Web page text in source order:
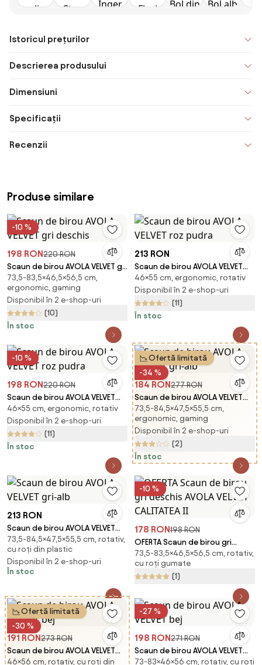
Istoricul prețurilor
Descrierea produsului
Dimensiuni
Specificații
Recenzii
Produse similare
-10 %
198 RON220 RON
Scaun de birou AVOLA VELVET gri
deschis
73,5-83,5×46,5×56,5 cm,
ergonomic, gaming
Disponibil în 2 e-shop-uri
(10)
În stoc
213 RON
Scaun de birou AVOLA VELVET
roz pudra
46×55 cm, ergonomic, rotativ
Disponibil în 2 e-shop-uri
(11)
În stoc
-10 %
198 RON220 RON
Scaun de birou AVOLA VELVET
roz pudra
46×55 cm, ergonomic, rotativ
Disponibil în 2 e-shop-uri
(11)
În stoc
Ofertă limitată
-34 %
184 RON277 RON
Scaun de birou AVOLA VELVET
gri-alb
73,5-84,5×47,5×55,5 cm,
ergonomic, gaming
Disponibil în 2 e-shop-uri
(2)
În stoc
213 RON
Scaun de birou AVOLA VELVET
gri-alb
73,5-84,5×47,5×55,5 cm, rotativ,
cu roți din plastic
Disponibil în 2 e-shop-uri
În stoc
-10 %
178 RON198 RON
OFERTA Scaun de birou gri
deschis AVOLA VELVET CALITATEA
II
73,5-83,5×46,5×56,5 cm, rotativ,
cu roți gumate
(1)
Ofertă limitată
-30 %
191 RON273 RON
Scaun de birou AVOLA VELVET
bej
46×56 cm, rotativ, cu roți din
-27 %
198 RON271 RON
Scaun de birou AVOLA VELVET
bej
73-83×46×56 cm, rotativ, cu roți